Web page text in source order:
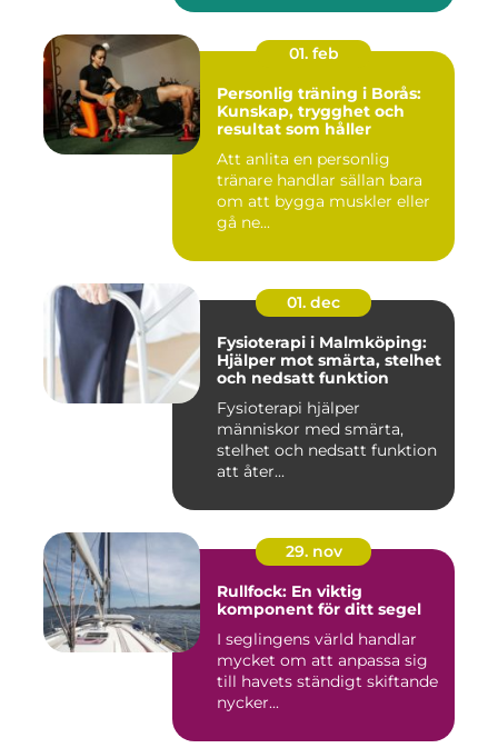
01. feb
Personlig träning i Borås:
Kunskap, trygghet och
resultat som håller
Att anlita en personlig
tränare handlar sällan bara
om att bygga muskler eller
gå ne...
01. dec
Fysioterapi i Malmköping:
Hjälper mot smärta, stelhet
och nedsatt funktion
Fysioterapi hjälper
människor med smärta,
stelhet och nedsatt funktion
att åter...
29. nov
Rullfock: En viktig
komponent för ditt segel
I seglingens värld handlar
mycket om att anpassa sig
till havets ständigt skiftande
nycker...